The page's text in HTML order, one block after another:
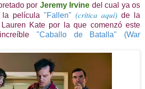
por Jeremy Irvine del cual ya os
la película "Fallen" (crítica aquí) de la
Kate por la que comenzó este
"Caballo de Batalla" (War